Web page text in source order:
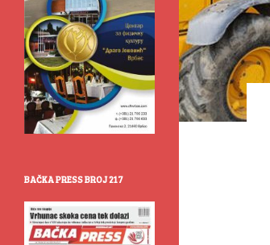
BAČKA PRESS BROJ 217